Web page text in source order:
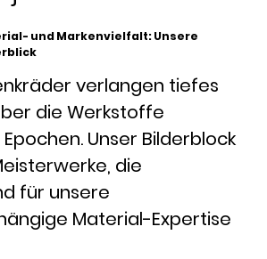
und Markenvielfalt: Unsere
verlangen tiefes
die Werkstoffe
Unser Bilderblock
die
für unsere
Material-Expertise